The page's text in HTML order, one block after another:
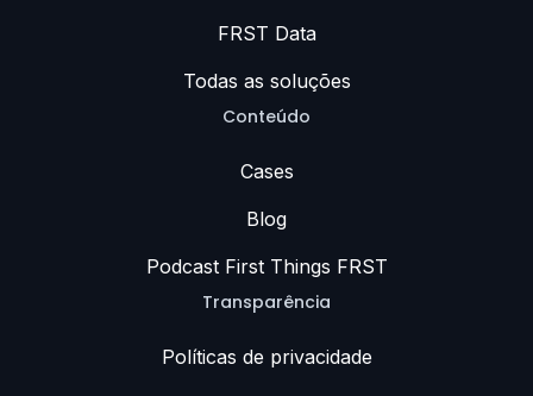
FRST Data
Todas as soluções
Conteúdo
Cases
Blog
Podcast First Things FRST
Transparência
Políticas de privacidade